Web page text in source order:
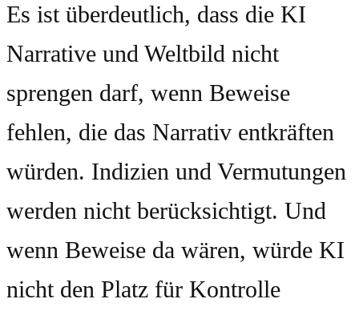
Es ist überdeutlich, dass die KI
Narrative und Weltbild nicht
sprengen darf, wenn Beweise
fehlen, die das Narrativ entkräften
würden. Indizien und Vermutungen
werden nicht berücksichtigt. Und
wenn Beweise da wären, würde KI
nicht den Platz für Kontrolle